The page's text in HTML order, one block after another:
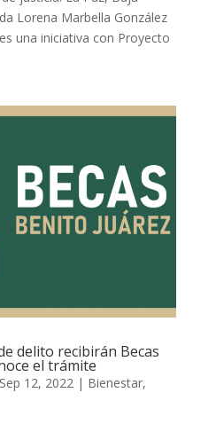
Lorena Marbella González
una iniciativa con Proyecto
delito recibirán Becas
el trámite
Sep 12, 2022 | Bienestar,